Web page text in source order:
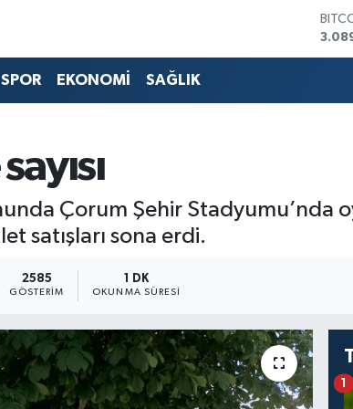
SPOR EKONOMİ SAĞLIK
Çorum Şehir Stadyumu’nda
satışları sona erdi.
2585
GÖSTERIM
1 DK
OKUNMA SÜRESI
1